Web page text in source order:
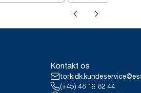
Kontakt os
(+45) 48 16 82 44